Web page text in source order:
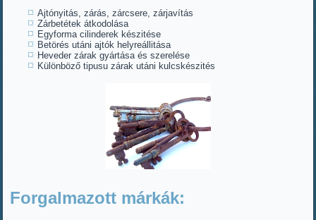
Ajtónyitás, zárás, zárcsere, zárjavítás
Zárbetétek átkodolása
Egyforma cilinderek készitése
Betörés utáni ajtók helyreállitása
Heveder zárak gyártása és szerelése
Különböző tipusu zárak utáni kulcskészités
Forgalmazott márkák: